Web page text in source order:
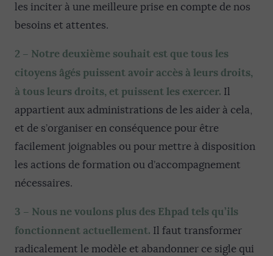
les inciter à une meilleure prise en compte de nos
besoins et attentes.
2 – Notre deuxième souhait est que tous les
citoyens âgés puissent avoir accès à leurs droits,
à tous leurs droits, et puissent les exercer. Il
appartient aux administrations de les aider à cela,
et de s’organiser en conséquence pour être
facilement joignables ou pour mettre à disposition
les actions de formation ou d’accompagnement
nécessaires.
3 – Nous ne voulons plus des Ehpad tels qu’ils
fonctionnent actuellement. Il faut transformer
radicalement le modèle et abandonner ce sigle qui